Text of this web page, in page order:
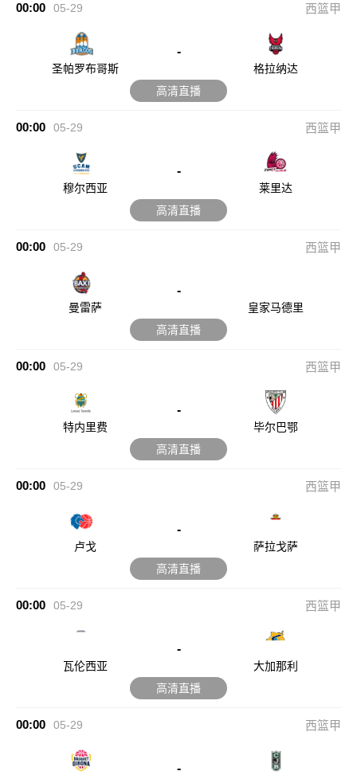
00:00 05-29 西篮甲
圣帕罗布哥斯
-
格拉纳达
高清直播
00:00 05-29 西篮甲
穆尔西亚
-
莱里达
高清直播
00:00 05-29 西篮甲
曼雷萨
-
皇家马德里
高清直播
00:00 05-29 西篮甲
特内里费
-
毕尔巴鄂
高清直播
00:00 05-29 西篮甲
卢戈
-
萨拉戈萨
高清直播
00:00 05-29 西篮甲
瓦伦西亚
-
大加那利
高清直播
00:00 05-29 西篮甲
-